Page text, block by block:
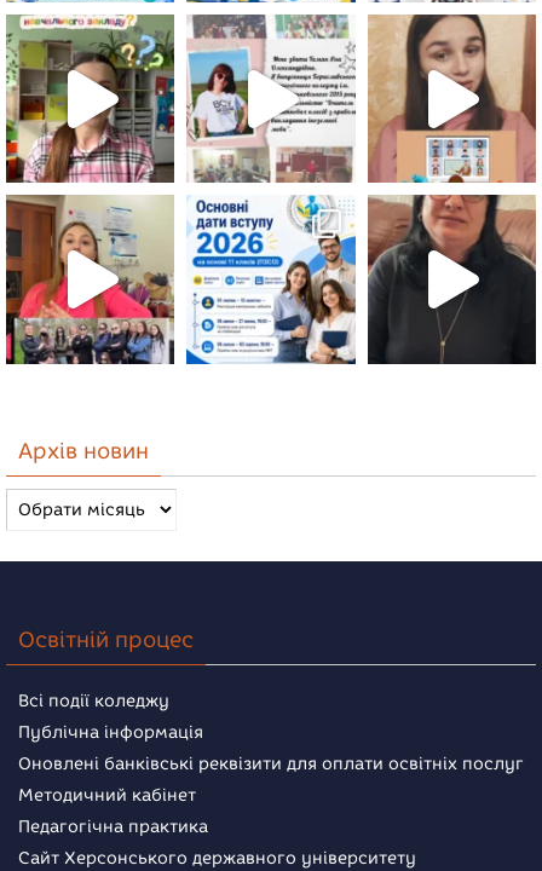
Архів новин
Архів
новин
Освітній процес
Всі події коледжу
Публічна інформація
Оновлені банківські реквізити для оплати освітніх послуг
Методичний кабінет
Педагогічна практика
Сайт Херсонського державного університету